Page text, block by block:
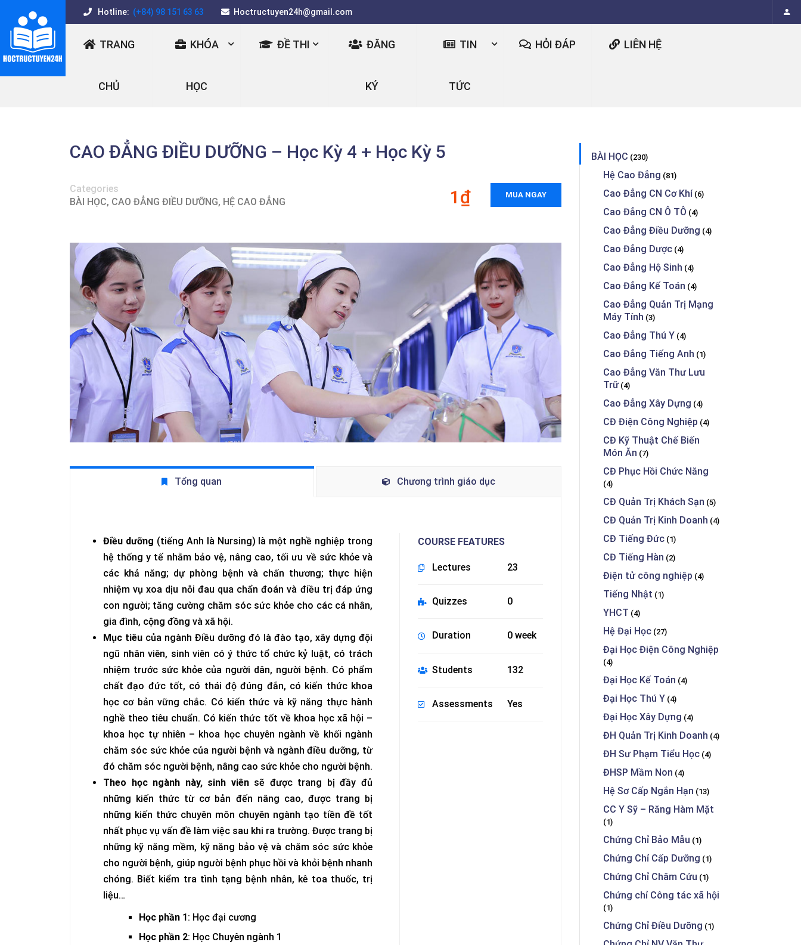
Hotline: (+84) 98 151 63 63 Hoctructuyen24h@gmail.com
TRANG
CHỦ
KHÓA
HỌC
ĐỀ THI ĐĂNG
KÝ
TIN
TỨC
HỎI ĐÁP LIÊN HỆ
CAO ĐẲNG ĐIỀU DƯỠNG – Học Kỳ 4 + Học Kỳ 5
Categories
BÀI HỌC, CAO ĐẲNG ĐIỀU DƯỠNG, HỆ CAO ĐẲNG 1₫ MUA NGAY
Tổng quan Chương trình giáo dục
Điều dưỡng (tiếng Anh là Nursing) là một nghề nghiệp trong
hệ thống y tế nhằm bảo vệ, nâng cao, tối ưu về sức khỏe và
các khả năng; dự phòng bệnh và chấn thương; thực hiện
nhiệm vụ xoa dịu nỗi đau qua chẩn đoán và điều trị đáp ứng
con người; tăng cường chăm sóc sức khỏe cho các cá nhân,
gia đình, cộng đồng và xã hội.
Mục tiêu của ngành Điều dưỡng đó là đào tạo, xây dựng đội
ngũ nhân viên, sinh viên có ý thức tổ chức kỷ luật, có trách
nhiệm trước sức khỏe của người dân, người bệnh. Có phẩm
chất đạo đức tốt, có thái độ đúng đắn, có kiến thức khoa
học cơ bản vững chắc. Có kiến thức và kỹ năng thực hành
nghề theo tiêu chuẩn. Có kiến thức tốt về khoa học xã hội –
khoa học tự nhiên – khoa học chuyên ngành về khối ngành
chăm sóc sức khỏe của người bệnh và ngành điều dưỡng, từ
đó chăm sóc người bệnh, nâng cao sức khỏe cho người bệnh.
Theo học ngành này, sinh viênsẽ được trang bị đầy đủ
những kiến thức từ cơ bản đến nâng cao, được trang bị
những kiến thức chuyên môn chuyên ngành tạo tiền đề tốt
nhất phục vụ vấn đề làm việc sau khi ra trường. Được trang bị
những kỹ năng mềm, kỹ năng bảo vệ và chăm sóc sức khỏe
cho người bệnh, giúp người bệnh phục hồi và khỏi bệnh nhanh
chóng. Biết kiểm tra tình tạng bệnh nhân, kê toa thuốc, trị
liệu…
Học phần 1: Học đại cương
Học phần 2: Học Chuyên ngành 1
COURSE FEATURES
Lectures 23
Quizzes 0
Duration 0 week
Students 132
Assessments Yes
BÀI HỌC (230)
Hệ Cao Đẳng (81)
Cao Đẳng CN Cơ Khí (6)
Cao Đẳng CN Ô TÔ (4)
Cao Đẳng Điều Dưỡng (4)
Cao Đẳng Dược (4)
Cao Đẳng Hộ Sinh (4)
Cao Đẳng Kế Toán (4)
Cao Đẳng Quản Trị Mạng
Máy Tính (3)
Cao Đẳng Thú Y (4)
Cao Đẳng Tiếng Anh (1)
Cao Đẳng Văn Thư Lưu
Trữ(4)
Cao Đẳng Xây Dựng (4)
CĐ Điện Công Nghiệp (4)
CĐ Kỹ Thuật Chế Biến
Món Ăn (7)
CĐ Phục Hồi Chức Năng
(4)
CĐ Quản Trị Khách Sạn (5)
CĐ Quản Trị Kinh Doanh (4)
CĐ Tiếng Đức (1)
CĐ Tiếng Hàn (2)
Điện tử công nghiệp (4)
Tiếng Nhật (1)
YHCT (4)
Hệ Đại Học (27)
Đại Học Điện Công Nghiệp
(4)
Đại Học Kế Toán (4)
Đại Học Thú Y (4)
Đại Học Xây Dựng (4)
ĐH Quản Trị Kinh Doanh (4)
ĐH Sư Phạm Tiểu Học (4)
ĐHSP Mầm Non (4)
Hệ Sơ Cấp Ngắn Hạn (13)
CC Y Sỹ – Răng Hàm Mặt
(1)
Chứng Chỉ Bảo Mẫu (1)
Chứng Chỉ Cấp Dưỡng (1)
Chứng Chỉ Châm Cứu (1)
Chứng chỉ Công tác xã hội
(1)
Chứng Chỉ Điều Dưỡng (1)